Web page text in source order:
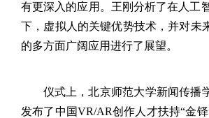
有更深入的应用。王刚分析了在人工
下，虚拟人的关键优势技术，并对未
的多方面广阔应用进行了展望。
仪式上，北京师范大学新闻传播
发布了中国VR/AR创作人才扶持“金